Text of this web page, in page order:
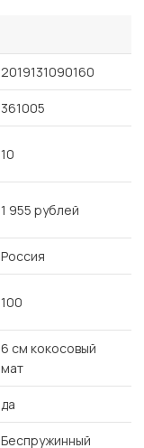
2019131090160
361005
10
1 955 рублей
Россия
100
6 см кокосовый
мат
да
Беспружинный